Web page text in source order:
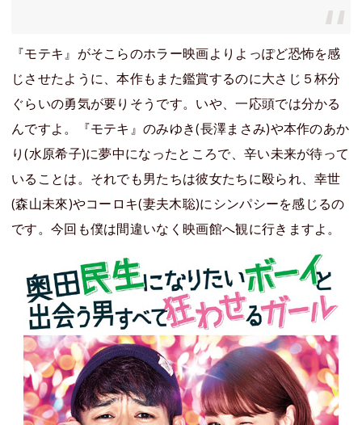
『モテキ』がそこらのホラー映画よりよっぽど恐怖を感
じさせたように、本作もまた鑑賞するのに大さじ５杯分
ぐらいの勇気が要りそうです。いや、一応頭では分かる
んですよ。『モテキ』のみゆき(長澤まさみ)や本作のあか
り(水原希子)に夢中になったところで、辛い未来が待って
いることは。それでも男たちは彼女たちに殴られ、幸世
(森山未來)やコーロキ(妻夫木聡)にシンパシーを感じるの
です。今回も僕は間違いなく映画館へ観に行きますよ。